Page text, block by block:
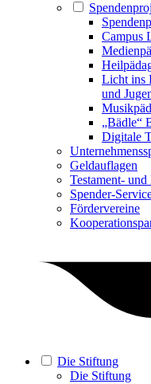
Campus
Licht ins
und
„Bädle“
Digitale
Geldauflagen
Testament- und
Spender-
Fördervereine
Die Stiftung
Die Stiftung